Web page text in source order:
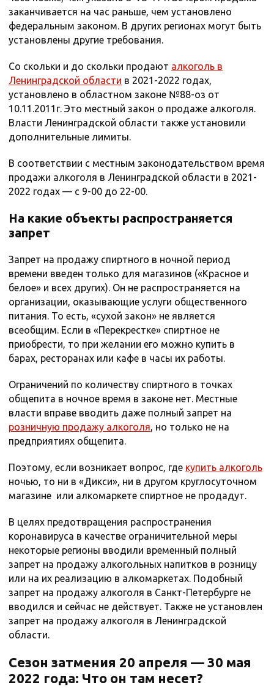
заканчивается на час раньше, чем установлено
федеральным законом. В других регионах могут быть
установлены другие требования.
Со скольки и до скольки продают алкоголь в
Ленинградской области в 2021-2022 годах,
установлено в областном законе №88-оз от
10.11.2011г. Это местный закон о продаже алкоголя.
Власти Ленинградской области также установили
дополнительные лимиты.
В соответствии с местным законодательством время
продажи алкоголя в Ленинградской области в 2021-
2022 годах — с 9-00 до 22-00.
На какие объекты распространяется
запрет
Запрет на продажу спиртного в ночной период
времени введен только для магазинов («Красное и
белое» и всех других). Он не распространяется на
организации, оказывающие услуги общественного
питания. То есть, «сухой закон» не является
всеобщим. Если в «Перекрестке» спиртное не
приобрести, то при желании его можно купить в
барах, ресторанах или кафе в часы их работы.
Ограничений по количеству спиртного в точках
общепита в ночное время в законе нет. Местные
власти вправе вводить даже полный запрет на
розничную продажу алкоголя, но только не на
предприятиях общепита.
Поэтому, если возникает вопрос, где купить алкоголь
ночью, то ни в «Дикси», ни в другом круглосуточном
магазине или алкомаркете спиртное не продадут.
В целях предотвращения распространения
коронавируса в качестве ограничительной меры
некоторые регионы вводили временный полный
запрет на продажу алкогольных напитков в розницу
или на их реализацию в алкомаркетах. Подобный
запрет на продажу алкоголя в Санкт-Петербурге не
вводился и сейчас не действует. Также не установлен
запрет на продажу алкоголя в Ленинградской
области.
Сезон затмения 20 апреля — 30 мая
2022 года: Что он там несет?